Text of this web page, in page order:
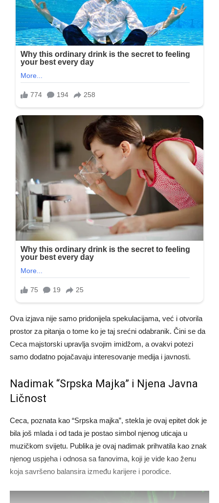
Ova izjava nije samo pridonijela spekulacijama, već i otvorila
prostor za pitanja o tome ko je taj srećni odabranik. Čini se da
Ceca majstorski upravlja svojim imidžom, a ovakvi potezi
samo dodatno pojačavaju interesovanje medija i javnosti.
Nadimak “Srpska Majka” i Njena Javna
Ličnost
Ceca, poznata kao “Srpska majka”, stekla je ovaj epitet dok je
bila još mlada i od tada je postao simbol njenog uticaja u
muzičkom svijetu. Publika je ovaj nadimak prihvatila kao znak
njenog uspjeha i odnosa sa fanovima, koji je vide kao ženu
koja savršeno balansira između karijere i porodice.